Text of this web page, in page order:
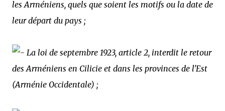
les Arméniens, quels que soient les motifs ou la date de
leur départ du pays ;
La loi de septembre 1923, article 2, interdit le retour
des Arméniens en Cilicie et dans les provinces de l'Est
(Arménie Occidentale) ;